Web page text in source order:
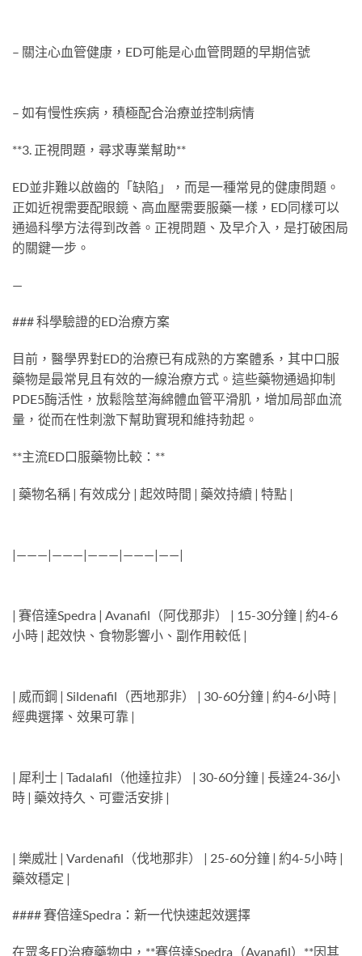
– 關注心血管健康，ED可能是心血管問題的早期信號
– 如有慢性疾病，積極配合治療並控制病情
**3. 正視問題，尋求專業幫助**
ED並非難以啟齒的「缺陷」，而是一種常見的健康問題。
正如近視需要配眼鏡、高血壓需要服藥一樣，ED同樣可以
通過科學方法得到改善。正視問題、及早介入，是打破困局
的關鍵一步。
—
### 科學驗證的ED治療方案
目前，醫學界對ED的治療已有成熟的方案體系，其中口服
藥物是最常見且有效的一線治療方式。這些藥物通過抑制
PDE5酶活性，放鬆陰莖海綿體血管平滑肌，增加局部血流
量，從而在性刺激下幫助實現和維持勃起。
**主流ED口服藥物比較：**
| 藥物名稱 | 有效成分 | 起效時間 | 藥效持續 | 特點 |
|———|———|———|———|——|
| 賽倍達Spedra | Avanafil（阿伐那非） | 15-30分鐘 | 約4-6
小時 | 起效快、食物影響小、副作用較低 |
| 威而鋼 | Sildenafil（西地那非） | 30-60分鐘 | 約4-6小時 |
經典選擇、效果可靠 |
| 犀利士 | Tadalafil（他達拉非） | 30-60分鐘 | 長達24-36小
時 | 藥效持久、可靈活安排 |
| 樂威壯 | Vardenafil（伐地那非） | 25-60分鐘 | 約4-5小時 |
藥效穩定 |
#### 賽倍達Spedra：新一代快速起效選擇
在眾多ED治療藥物中，**賽倍達Spedra（Avanafil）**因其